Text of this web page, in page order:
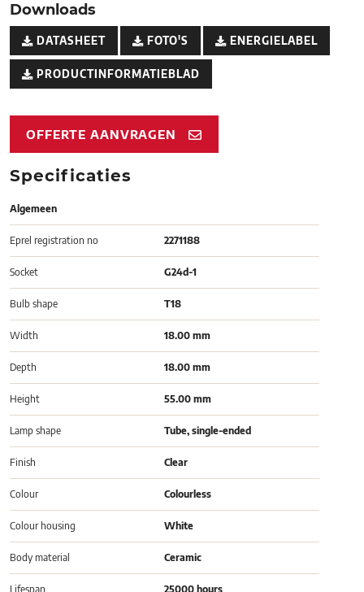
Downloads
DATASHEET FOTO'S ENERGIELABEL
PRODUCTINFORMATIEBLAD
OFFERTE AANVRAGEN
Specificaties
Algemeen
Eprel registration no 2271188
Socket G24d-1
Bulb shape T18
Width 18.00 mm
Depth 18.00 mm
Height 55.00 mm
Lamp shape Tube, single-ended
Finish Clear
Colour Colourless
Colour housing White
Body material Ceramic
Lifespan 25000 hours